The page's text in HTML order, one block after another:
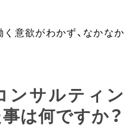
意欲がわかず、なかなか
ンサルティン
は何ですか？